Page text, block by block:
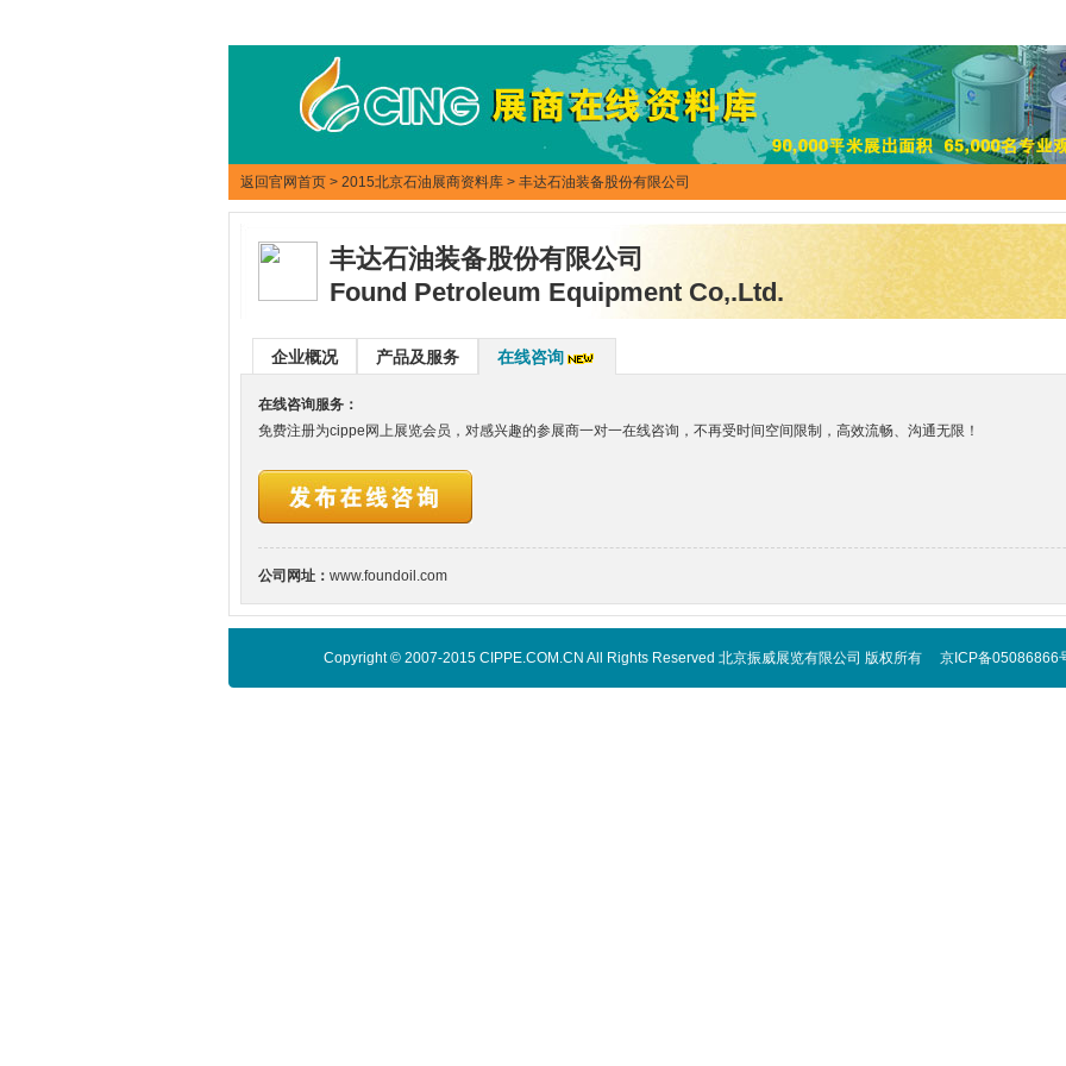
返回官网首页 > 2015北京石油展商资料库 > 丰达石油装备股份有限公司
丰达石油装备股份有限公司
Found Petroleum Equipment Co,.Ltd.
企业概况 产品及服务 在线咨询
在线咨询服务：
免费注册为cippe网上展览会员，对感兴趣的参展商一对一在线咨询，不再受时间空间限制，高效流畅、沟通无限！
公司网址： www.foundoil.com
Copyright © 2007-2015 CIPPE.COM.CN All Rights Reserved 北京振威展览有限公司 版权所有 京ICP备